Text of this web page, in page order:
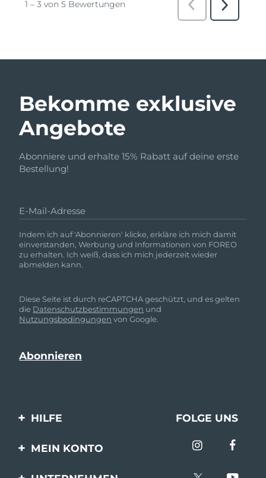
Bekomme exklusive
Angebote
Abonniere und erhalte 15% Rabatt auf deine erste
Bestellung!
E-Mail-Adresse
Indem ich auf 'Abonnieren' klicke, erkläre ich mich damit
einverstanden, Werbung und Informationen von FOREO
zu erhalten. Ich weiß, dass ich mich jederzeit wieder
abmelden kann.
Diese Seite ist durch reCAPTCHA geschützt, und es gelten
die Datenschutzbestimmungen und
Nutzungsbedingungen von Google.
HILFE
Kontaktiere uns
FOLGE UNS
MEIN KONTO